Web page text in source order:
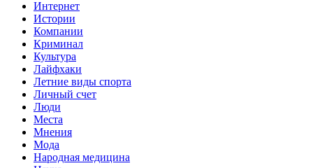
Интернет
Истории
Компании
Криминал
Культура
Лайфхаки
Летние виды спорта
Личный счет
Люди
Места
Мнения
Мода
Народная медицина